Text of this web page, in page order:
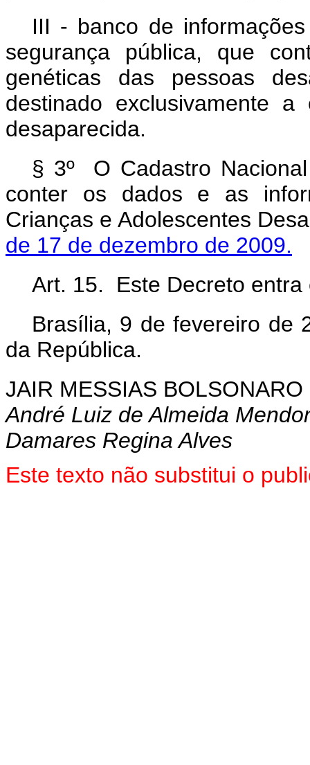
III - banco de
segurança pública, que
genéticas das pessoas
destinado exclusivamente
desaparecida.
§ 3º O Cadastro
conter os dados e as
Crianças e Adolescentes
de 17 de dezembro de 2009.
Art. 15. Este Decreto entra
Brasília, 9 de fevereiro de
da República.
JAIR MESSIAS BOLSONARO
André Luiz de Almeida
Damares Regina Alves
Este texto não substitui o